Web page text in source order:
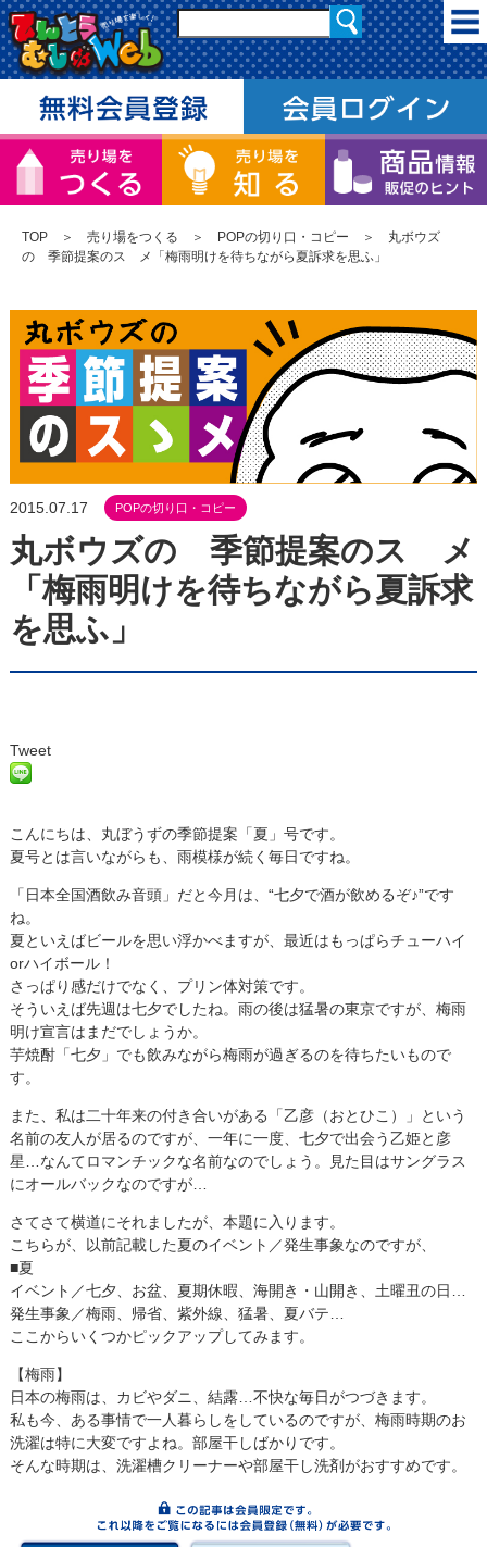
TOP ＞ 売り場をつくる ＞ POPの切り口・コピー ＞ 丸ボウズ
の 季節提案のスゝメ「梅雨明けを待ちながら夏訴求を思ふ」
2015.07.17 POPの切り口・コピー
丸ボウズの 季節提案のスゝメ
「梅雨明けを待ちながら夏訴求
を思ふ」
Tweet
こんにちは、丸ぼうずの季節提案「夏」号です。
夏号とは言いながらも、雨模様が続く毎日ですね。
「日本全国酒飲み音頭」だと今月は、“七夕で酒が飲めるぞ♪”です
ね。
夏といえばビールを思い浮かべますが、最近はもっぱらチューハイ
orハイボール！
さっぱり感だけでなく、プリン体対策です。
そういえば先週は七夕でしたね。雨の後は猛暑の東京ですが、梅雨
明け宣言はまだでしょうか。
芋焼酎「七夕」でも飲みながら梅雨が過ぎるのを待ちたいもので
す。
また、私は二十年来の付き合いがある「乙彦（おとひこ）」という
名前の友人が居るのですが、一年に一度、七夕で出会う乙姫と彦
星…なんてロマンチックな名前なのでしょう。見た目はサングラス
にオールバックなのですが…
さてさて横道にそれましたが、本題に入ります。
こちらが、以前記載した夏のイベント／発生事象なのですが、
■夏
イベント／七夕、お盆、夏期休暇、海開き・山開き、土曜丑の日…
発生事象／梅雨、帰省、紫外線、猛暑、夏バテ…
ここからいくつかピックアップしてみます。
【梅雨】
日本の梅雨は、カビやダニ、結露…不快な毎日がつづきます。
私も今、ある事情で一人暮らしをしているのですが、梅雨時期のお
洗濯は特に大変ですよね。部屋干しばかりです。
そんな時期は、洗濯槽クリーナーや部屋干し洗剤がおすすめです。